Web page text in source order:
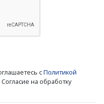
сПолитикой
на обработку